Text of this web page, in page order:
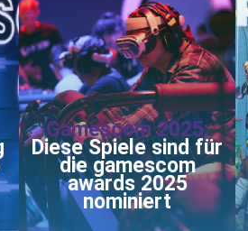
Gamescom 2025:
Diese Spiele sind für
die gamescom
awards 2025
nominiert